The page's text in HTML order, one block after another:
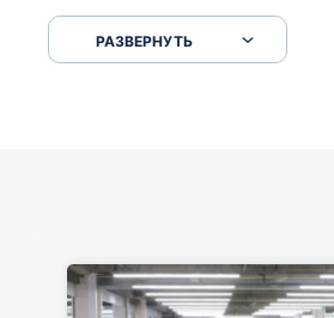
серпантинах по пути следования.
РАЗВЕРНУТЬ